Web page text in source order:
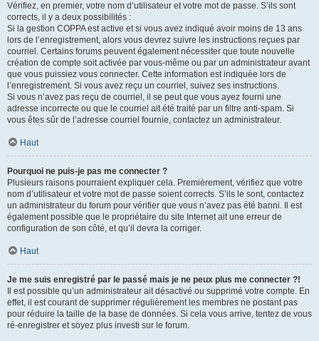
Vérifiez, en premier, votre nom d’utilisateur et votre mot de passe. S’ils sont
corrects, il y a deux possibilités :
Si la gestion COPPA est active et si vous avez indiqué avoir moins de 13 ans
lors de l’enregistrement, alors vous devrez suivre les instructions reçues par
courriel. Certains forums peuvent également nécessiter que toute nouvelle
création de compte soit activée par vous-même ou par un administrateur avant
que vous puissiez vous connecter. Cette information est indiquée lors de
l’enregistrement. Si vous avez reçu un courriel, suivez ses instructions.
Si vous n’avez pas reçu de courriel, il se peut que vous ayez fourni une
adresse incorrecte ou que le courriel ait été traité par un filtre anti-spam. Si
vous êtes sûr de l’adresse courriel fournie, contactez un administrateur.
Haut
Pourquoi ne puis-je pas me connecter ?
Plusieurs raisons pourraient expliquer cela. Premièrement, vérifiez que votre
nom d’utilisateur et votre mot de passe soient corrects. S’ils le sont, contactez
un administrateur du forum pour vérifier que vous n’avez pas été banni. Il est
également possible que le propriétaire du site Internet ait une erreur de
configuration de son côté, et qu’il devra la corriger.
Haut
Je me suis enregistré par le passé mais je ne peux plus me connecter ?!
Il est possible qu’un administrateur ait désactivé ou supprimé votre compte. En
effet, il est courant de supprimer régulièrement les membres ne postant pas
pour réduire la taille de la base de données. Si cela vous arrive, tentez de vous
ré-enregistrer et soyez plus investi sur le forum.